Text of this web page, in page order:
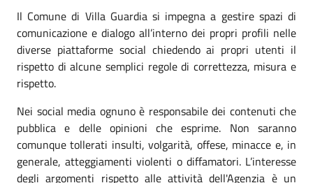
Il Comune di Villa Guardia si impegna a gestire spazi di
comunicazione e dialogo all’interno dei propri profili nelle
diverse piattaforme social chiedendo ai propri utenti il
rispetto di alcune semplici regole di correttezza, misura e
rispetto.
Nei social media ognuno è responsabile dei contenuti che
pubblica e delle opinioni che esprime. Non saranno
comunque tollerati insulti, volgarità, offese, minacce e, in
generale, atteggiamenti violenti o diffamatori. L’interesse
degli argomenti rispetto alle attività dell'Agenzia è un